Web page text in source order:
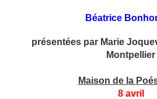
Béatrice
présentées par Marie
Montpellier
Maison de la
8 avril